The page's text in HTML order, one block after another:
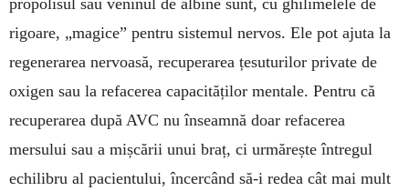
propolisul sau veninul de albine sunt, cu ghilimelele de
rigoare, „magice” pentru sistemul nervos. Ele pot ajuta la
regenerarea nervoasă, recuperarea țesuturilor private de
oxigen sau la refacerea capacităților mentale. Pentru că
recuperarea după AVC nu înseamnă doar refacerea
mersului sau a mișcării unui braț, ci urmărește întregul
echilibru al pacientului, încercând să-i redea cât mai mult